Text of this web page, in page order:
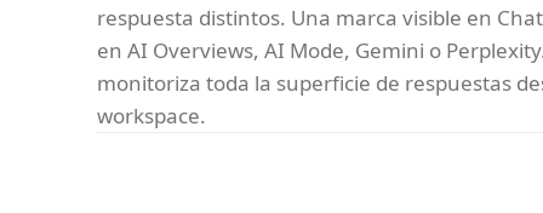
respuesta distintos. Una marca visible en
en AI Overviews, AI Mode, Gemini o
monitoriza toda la superficie de respuestas
workspace.